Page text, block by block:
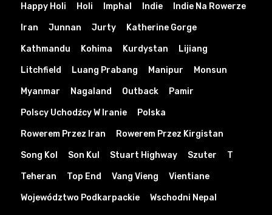
Happy Holi Holi Imphal Indie Indie Na Rowerze
Iran Junnan Jurty Katherine Gorge
Kathmandu Kohima Kurdystan Lijiang
Litchfield Luang Prabang Manipur Monsun
Myanmar Nagaland Outback Pamir
Polscy Uchodźcy W Iranie Polska
Rowerem Przez Iran Rowerem Przez Kirgistan
Song Kol Son Kul Stuart Highway Szuter T
Teheran Top End Vang Vieng Vientiane
Województwo Podkarpackie Wschodni Nepal